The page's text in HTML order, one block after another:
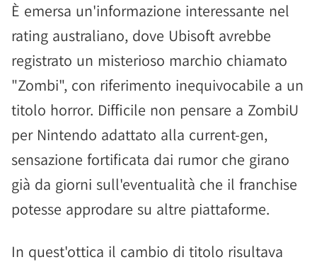
È emersa un'informazione interessante nel
rating australiano, dove Ubisoft avrebbe
registrato un misterioso marchio chiamato
"Zombi", con riferimento inequivocabile a un
titolo horror. Difficile non pensare a ZombiU
per Nintendo adattato alla current-gen,
sensazione fortificata dai rumor che girano
già da giorni sull'eventualità che il franchise
potesse approdare su altre piattaforme.
In quest'ottica il cambio di titolo risultava